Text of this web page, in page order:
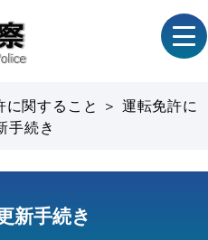
に関すること ＞ 運転免許に
手続き
新手続き